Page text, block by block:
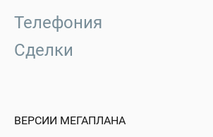
Телефония
Сделки
ВЕРСИИ МЕГАПЛАНА